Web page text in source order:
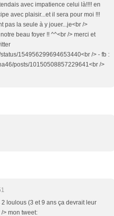
avec impatience celui là!!!! en
avec plaisir...et il sera pour moi !!!
pas la seule à y jouer...je<br />
beau foyer !! ^^<br /> merci et
154956299694653440<br /> - fb :
posts/10150508857229641<br />
loulous (3 et 9 ans ça devrait leur
> mon tweet: